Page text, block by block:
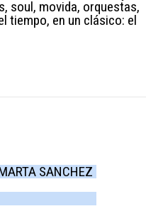
soul, movida, orquestas,
tiempo, en un clásico: el
SANCHEZ